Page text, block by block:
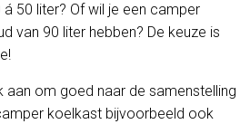
50 liter? Of wil je een camper
van 90 liter hebben? De keuze is
aan om goed naar de samenstelling
koelkast bijvoorbeeld ook